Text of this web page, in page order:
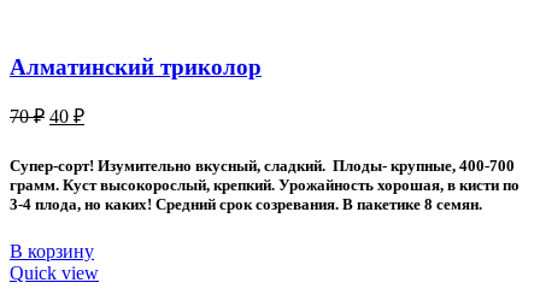
Алматинский триколор
70₽ Первоначальная
составляла
70 ₽.
40 ₽Текущая
40 ₽.
Супер-сорт! Изумительно вкусный, сладкий. Плоды- крупные, 400-700
грамм. Куст высокорослый, крепкий. Урожайность хорошая, в кисти по
3-4 плода, но каких! Средний срок созревания. В пакетике 8 семян.
В корзину
Quick view